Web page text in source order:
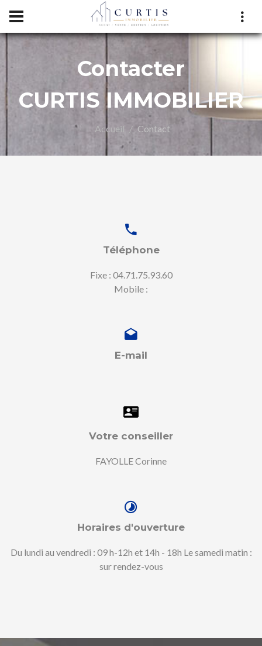
Contacter
CURTIS IMMOBILIER
Accueil Contact
Téléphone
Fixe : 04.71.75.93.60
Mobile :
E-mail
Votre conseiller
FAYOLLE Corinne
Horaires d'ouverture
Du lundi au vendredi : 09 h-12h et 14h - 18h Le samedi matin :
sur rendez-vous